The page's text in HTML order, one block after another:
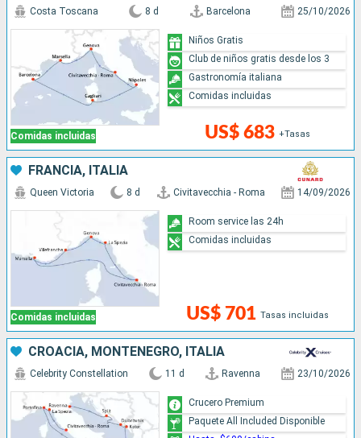
Comidas incluidas
Costa Toscana 8 d Barcelona 25/10/2026
US$ 683 +Tasas
Niños Gratis
Club de niños gratis desde los 3
Gastronomía italiana
Comidas incluidas
FRANCIA, ITALIA
Comidas incluidas
Queen Victoria 8 d Civitavecchia - Roma 14/09/2026
US$ 701 Tasas incluidas
Room service las 24h
Comidas incluidas
CROACIA, MONTENEGRO, ITALIA
Celebrity Constellation 11 d Ravenna 23/10/2026
Crucero Premium
Paquete All Included Disponible